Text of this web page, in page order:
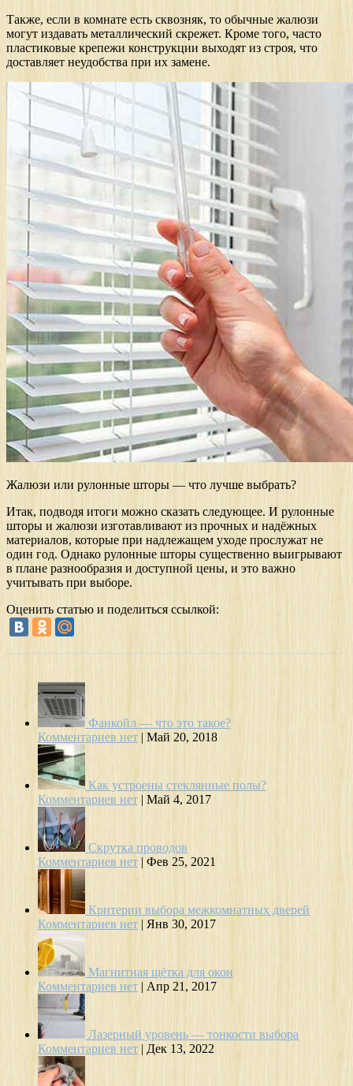
Также, если в комнате есть сквозняк, то обычные жалюзи
могут издавать металлический скрежет. Кроме того, часто
пластиковые крепежи конструкции выходят из строя, что
доставляет неудобства при их замене.
Жалюзи или рулонные шторы — что лучше выбрать?
Итак, подводя итоги можно сказать следующее. И рулонные
шторы и жалюзи изготавливают из прочных и надёжных
материалов, которые при надлежащем уходе прослужат не
один год. Однако рулонные шторы существенно выигрывают
в плане разнообразия и доступной цены, и это важно
учитывать при выборе.
Оценить статью и поделиться ссылкой:
Фанкойл — что это такое?
Комментариев нет | Май 20, 2018
Как устроены стеклянные полы?
Комментариев нет | Май 4, 2017
Скрутка проводов
Комментариев нет | Фев 25, 2021
Критерии выбора межкомнатных дверей
Комментариев нет | Янв 30, 2017
Магнитная щётка для окон
Комментариев нет | Апр 21, 2017
Лазерный уровень — тонкости выбора
Комментариев нет | Дек 13, 2022